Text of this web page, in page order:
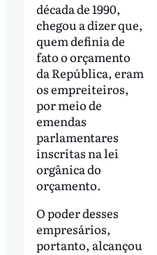
década de 1990,
chegou a dizer que,
quem definia de
fato o orçamento
da República, eram
os empreiteiros,
por meio de
emendas
parlamentares
inscritas na lei
orgânica do
orçamento.
O poder desses
empresários,
portanto, alcançou